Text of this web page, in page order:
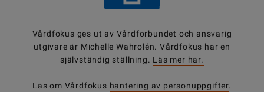
Vårdfokus ges ut av Vårdförbundet och ansvarig
utgivare är Michelle Wahrolén. Vårdfokus har en
självständig ställning. Läs mer här.
Läs om Vårdfokus hantering av personuppgifter.